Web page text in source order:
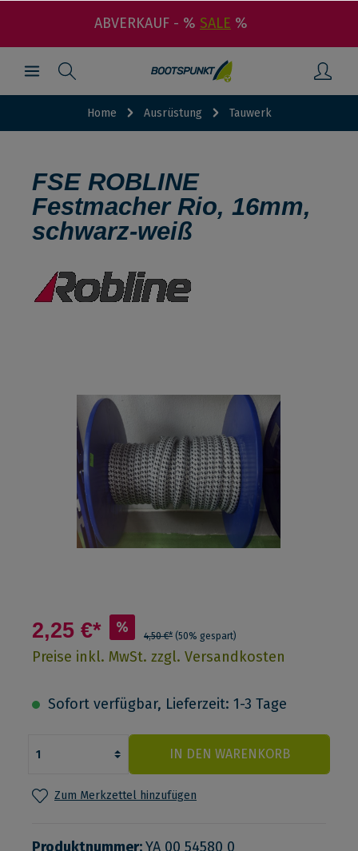
ABVERKAUF - % SALE %
Home Ausrüstung Tauwerk
FSE ROBLINE
Festmacher Rio, 16mm,
schwarz-weiß
2,25 €* % 4,50 €* (50% gespart)
Preise inkl. MwSt. zzgl. Versandkosten
Sofort verfügbar, Lieferzeit: 1-3 Tage
IN DEN WARENKORB
Zum Merkzettel hinzufügen
Produktnummer:YA 00 54580 0